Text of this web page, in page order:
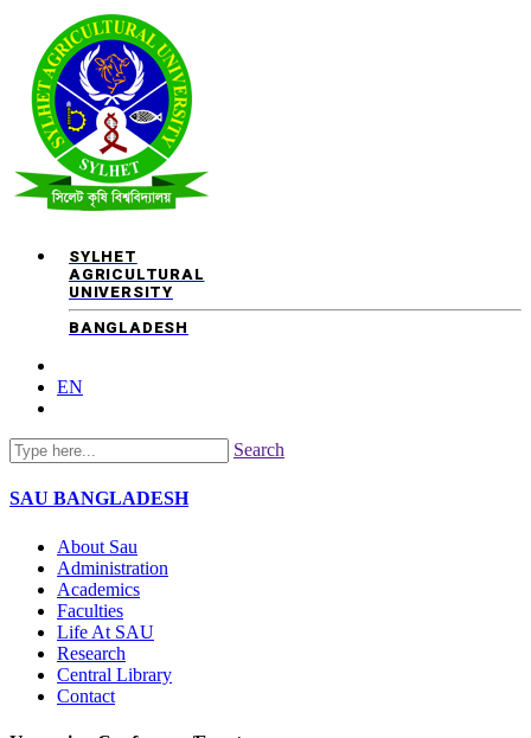
SYLHET
AGRICULTURAL
UNIVERSITY
BANGLADESH
EN
Search
SAU BANGLADESH
About Sau
Administration
Academics
Faculties
Life At SAU
Research
Central Library
Contact